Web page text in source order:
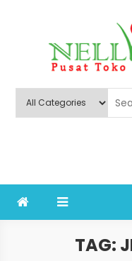
Nelly
TAG: